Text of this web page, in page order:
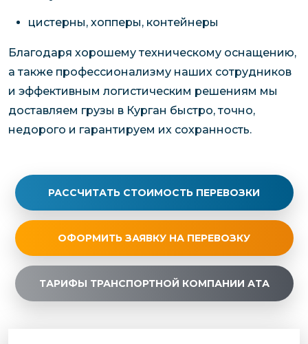
цистерны, хопперы, контейнеры
Благодаря хорошему техническому оснащению,
а также профессионализму наших сотрудников
и эффективным логистическим решениям мы
доставляем грузы в Курган быстро, точно,
недорого и гарантируем их сохранность.
РАССЧИТАТЬ СТОИМОСТЬ ПЕРЕВОЗКИ
ОФОРМИТЬ ЗАЯВКУ НА ПЕРЕВОЗКУ
ТАРИФЫ ТРАНСПОРТНОЙ КОМПАНИИ АТА